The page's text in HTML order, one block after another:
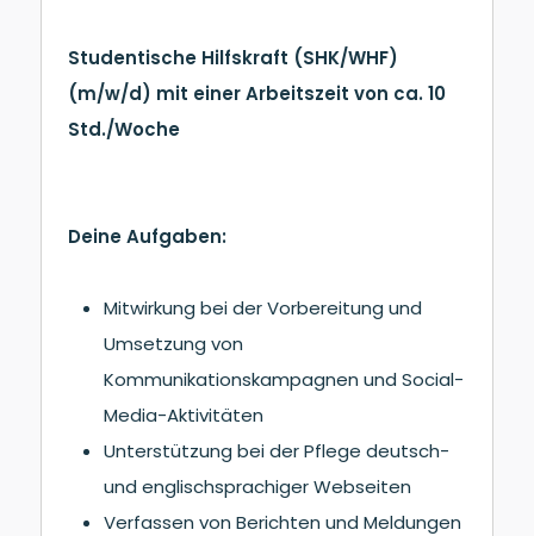
Studentische Hilfskraft (SHK/WHF)
(m/w/d) mit einer Arbeitszeit von ca. 10
Std./Woche
Deine Aufgaben:
Mitwirkung bei der Vorbereitung und
Umsetzung von
Kommunikationskampagnen und Social-
Media-Aktivitäten
Unterstützung bei der Pflege deutsch-
und englischsprachiger Webseiten
Verfassen von Berichten und Meldungen